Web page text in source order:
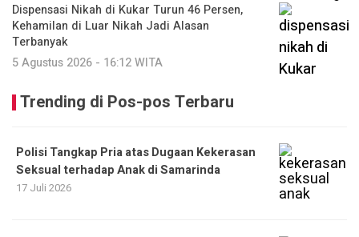
Dispensasi Nikah di Kukar Turun 46 Persen,
Kehamilan di Luar Nikah Jadi Alasan
Terbanyak
5 Agustus 2026 - 16:12 WITA
Trending di Pos-pos Terbaru
Polisi Tangkap Pria atas Dugaan Kekerasan
Seksual terhadap Anak di Samarinda
17 Juli 2026